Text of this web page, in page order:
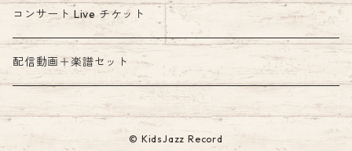
お手軽MP3 300円
高音質WAV500円
お手軽MP3 300円
ナ行〜ハ・パ・バ行のお名前
高音質WAV500円
お手軽MP3 300円
マ行〜ヤ行のお名前
ラ行〜ワ行のお名前
高音質WAV音源
絵本
コンサート Live チケット
配信動画＋楽譜セット
© KidsJazz Record